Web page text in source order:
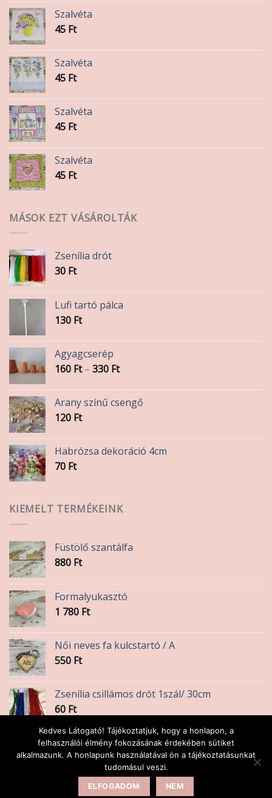
Szalvéta
45 Ft
Szalvéta
45 Ft
Szalvéta
45 Ft
Szalvéta
45 Ft
MÁSOK EZT VÁSÁROLTÁK
Zsenília drót
30 Ft
Lufi tartó pálca
130 Ft
Agyagcserép
160 Ft – 330 FtÁrtartomány:
-
330 Ft
Arany színű csengő
120 Ft
Habrózsa dekoráció 4cm
70 Ft
KIEMELT TERMÉKEINK
Füstölő szantálfa
880 Ft
Formalyukasztó
1 780 Ft
Női neves fa kulcstartó / A
550 Ft
Zsenília csillámos drót 1szál/ 30cm
60 Ft
Szalvéta virágos
45Ft
Kedves Látogató! Tájékoztatjuk, hogy a honlapon, a
felhasználói élmény fokozásának érdekében sütiket
alkalmazunk. A honlapunk használatával ön a tájékoztatásunkat
tudomásul veszi.
ELFOGADOM NEM